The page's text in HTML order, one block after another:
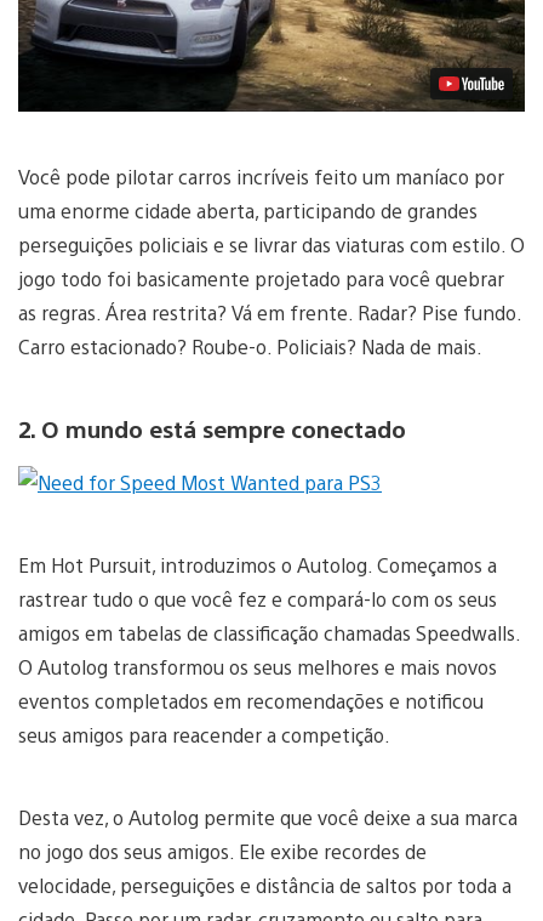
Você pode pilotar carros incríveis feito um maníaco por
uma enorme cidade aberta, participando de grandes
perseguições policiais e se livrar das viaturas com estilo. O
jogo todo foi basicamente projetado para você quebrar
as regras. Área restrita? Vá em frente. Radar? Pise fundo.
Carro estacionado? Roube-o. Policiais? Nada de mais.
2. O mundo está sempre conectado
Em Hot Pursuit, introduzimos o Autolog. Começamos a
rastrear tudo o que você fez e compará-lo com os seus
amigos em tabelas de classificação chamadas Speedwalls.
O Autolog transformou os seus melhores e mais novos
eventos completados em recomendações e notificou
seus amigos para reacender a competição.
Desta vez, o Autolog permite que você deixe a sua marca
no jogo dos seus amigos. Ele exibe recordes de
velocidade, perseguições e distância de saltos por toda a